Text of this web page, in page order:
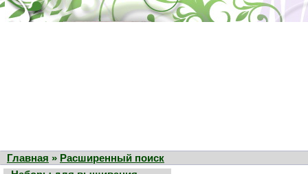
Главная » Расширенный поиск